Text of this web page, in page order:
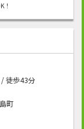
！
徒歩43分
町